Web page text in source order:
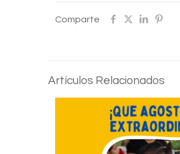
Comparte
Artículos Relacionados